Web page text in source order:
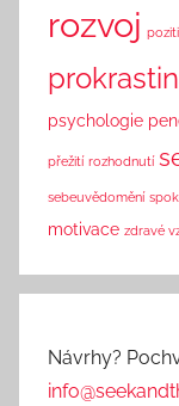
rozvoj
psychologie
přežití rozhodnutí
sebeuvědomění
motivace zdravé
Návrhy?